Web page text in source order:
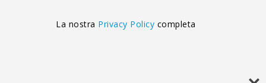
La nostra Privacy Policy completa